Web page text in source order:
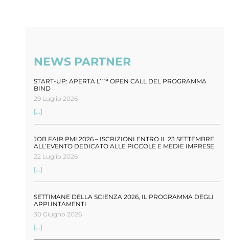
NEWS PARTNER
START-UP: APERTA L’11ª OPEN CALL DEL PROGRAMMA
BIND
29 Luglio 2026
[...]
JOB FAIR PMI 2026 – ISCRIZIONI ENTRO IL 23 SETTEMBRE
ALL’EVENTO DEDICATO ALLE PICCOLE E MEDIE IMPRESE
22 Luglio 2026
[...]
SETTIMANE DELLA SCIENZA 2026, IL PROGRAMMA DEGLI
APPUNTAMENTI
30 Giugno 2026
[...]